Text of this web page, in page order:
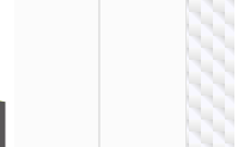
U137
5A屏显
数据线
to